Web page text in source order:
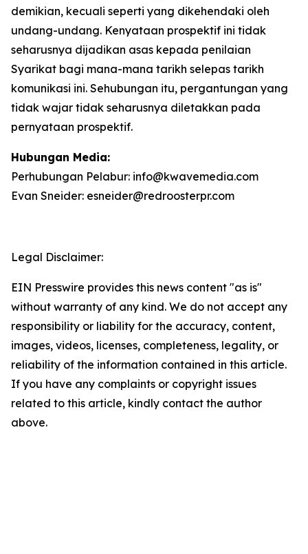
demikian, kecuali seperti yang dikehendaki oleh
undang-undang. Kenyataan prospektif ini tidak
seharusnya dijadikan asas kepada penilaian
Syarikat bagi mana-mana tarikh selepas tarikh
komunikasi ini. Sehubungan itu, pergantungan yang
tidak wajar tidak seharusnya diletakkan pada
pernyataan prospektif.
Hubungan Media:
Perhubungan Pelabur: info@kwavemedia.com
Evan Sneider: esneider@redroosterpr.com
Legal Disclaimer:
EIN Presswire provides this news content "as is"
without warranty of any kind. We do not accept any
responsibility or liability for the accuracy, content,
images, videos, licenses, completeness, legality, or
reliability of the information contained in this article.
If you have any complaints or copyright issues
related to this article, kindly contact the author
above.